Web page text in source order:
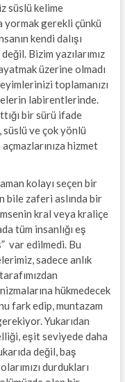
süslü kelime
yormak gerekli çünkü
kendi dalışı
Bizim yazılarımız
üzerine olmadı
toplamanızı
labirentlerinde.
bir sürü ifade
ve çok yönlü
hizmet
kolayı seçen bir
bile zaferi aslında bir
kral veya kraliçe
tüm insanlığı eş
var edilmedi. Bu
sadece anlık
hükmedecek
fark edip, muntazam
Yukarıdan
eşit seviyede daha
değil, baş
durdukları